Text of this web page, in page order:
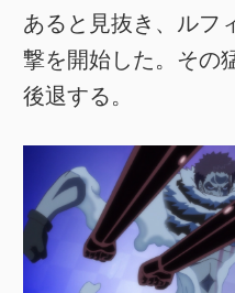
あると見抜き、ルフ
撃を開始した。その
後退する。